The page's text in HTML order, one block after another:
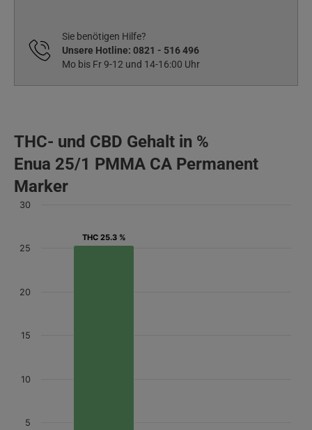
Sie benötigen Hilfe?
Unsere Hotline: 0821 - 516 496
Mo bis Fr 9-12 und 14-16:00 Uhr
THC- und CBD Gehalt in %
Enua 25/1 PMMA CA Permanent
Marker
THC 25.3 %
THC 25.3 %
5
10
15
20
25
30